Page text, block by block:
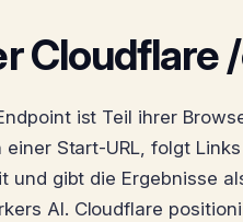
Cloudflare
ist Teil ihrer
einer Start-URL, folgt
und gibt die Ergebnisse
AI. Cloudflare